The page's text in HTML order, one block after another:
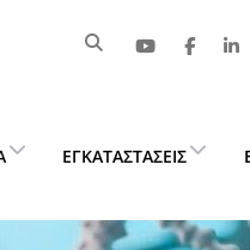
ΕΓΚΑΤΑΣΤΆΣΕΙΣ